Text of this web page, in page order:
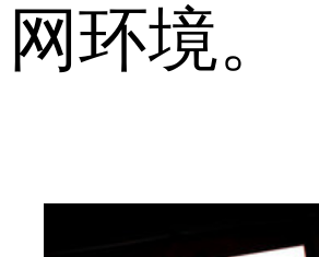
网环境。